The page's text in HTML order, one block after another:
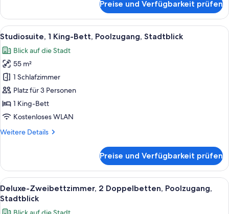
Zimmer,
Poolzugang,
Stadtblick
Preise und Verfügbarkeit prüfen
Alle
Fotos
für
Studiosuite,
1 King-
Bett,
Poolzugang,
Stadtblick
Ein modernes Hotelzimmer mit
11
Studiosuite, 1 King-Bett, Poolzugang, Stadtblick
Blick auf die Stadt
55 m²
1 Schlafzimmer
Platz für 3 Personen
1 King-Bett
Kostenloses WLAN
Weitere Details
Weitere
1 King-
Bett,
Poolzugang,
Stadtblick
Preise und Verfügbarkeit prüfen
Alle
Fotos
für
Hochwertige Bettwaren,
12
Deluxe-Zweibettzimmer, 2 Doppelbetten, Poolzugang,
Stadtblick